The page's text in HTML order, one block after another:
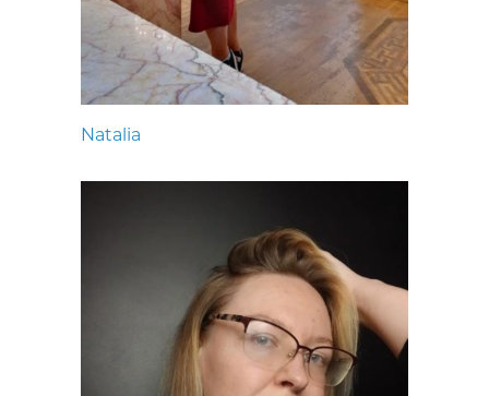
Natalia